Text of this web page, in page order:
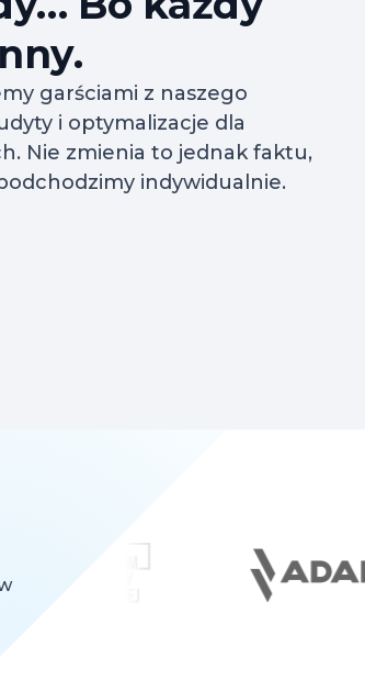
garściami z naszego
i optymalizacje dla
Nie zmienia to jednak faktu,
indywidualnie.